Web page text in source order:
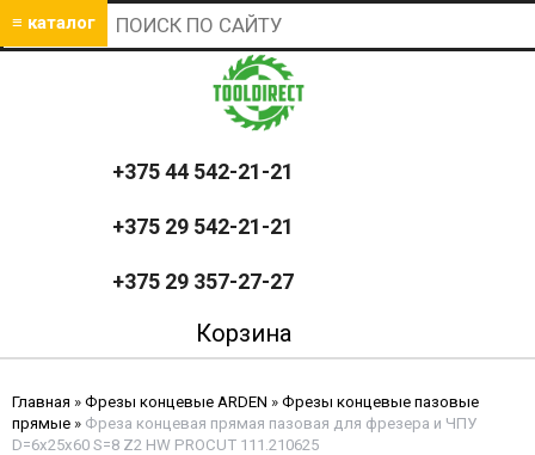
≡ каталог
+375 44 542-21-21
+375 29 542-21-21
+375 29 357-27-27
Корзина
Главная » Фрезы концевые ARDEN » Фрезы концевые пазовые
прямые » Фреза концевая прямая пазовая для фрезера и ЧПУ
D=6x25x60 S=8 Z2 HW PROCUT 111.210625